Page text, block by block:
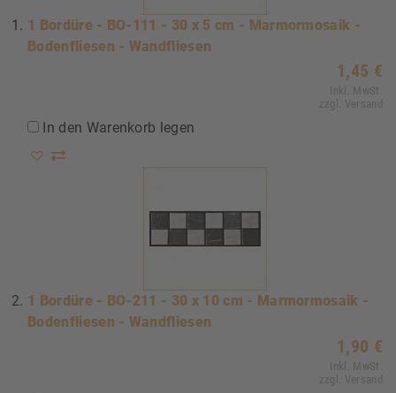
1 Bordüre - BO-111 - 30 x 5 cm - Marmormosaik -
Bodenfliesen - Wandfliesen
1,45 €
Inkl. MwSt.
zzgl. Versand
In den Warenkorb legen
1 Bordüre - BO-211 - 30 x 10 cm - Marmormosaik -
Bodenfliesen - Wandfliesen
1,90 €
Inkl. MwSt.
zzgl. Versand